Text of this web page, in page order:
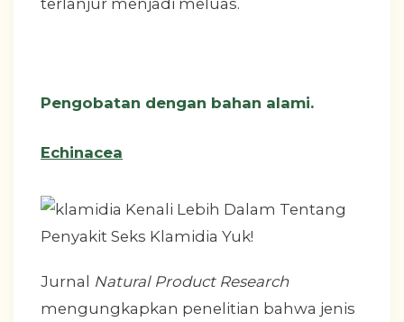
Pengobatan dengan bahan alami.
Echinacea
Jurnal Natural Product Research
mengungkapkan penelitian bahwa jenis